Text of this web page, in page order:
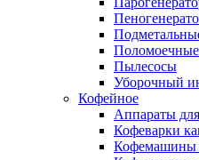
Пылесосы
Уборочный
Кофейное
Аппараты
Кофеварки
Кофемашины